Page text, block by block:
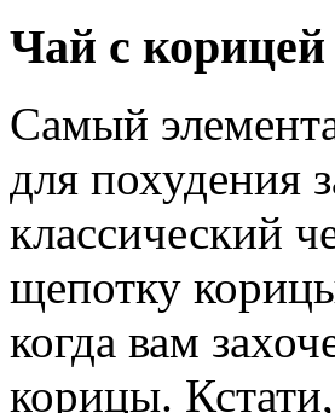
Чай с корицей
Самый
для похудения
классический
щепотку
когда вам
корицы. Кстати,